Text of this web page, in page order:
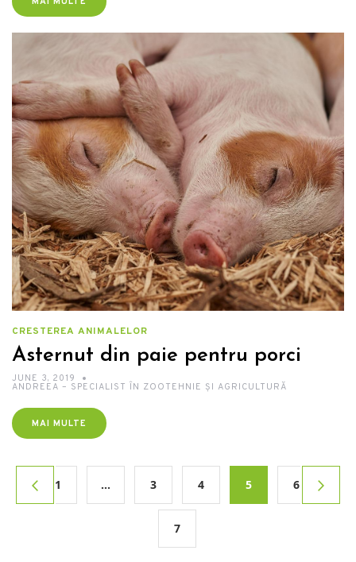
CRESTEREA ANIMALELOR
Asternut din paie pentru porci
JUNE 3, 2019
ANDREEA – SPECIALIST ÎN ZOOTEHNIE ȘI AGRICULTURĂ
MAI MULTE
Pagina
Pagina
AnteriorPagina
1 ... Pagina
3 Pagina
4 in acest moment
5 Pagina
6
Pagina
7